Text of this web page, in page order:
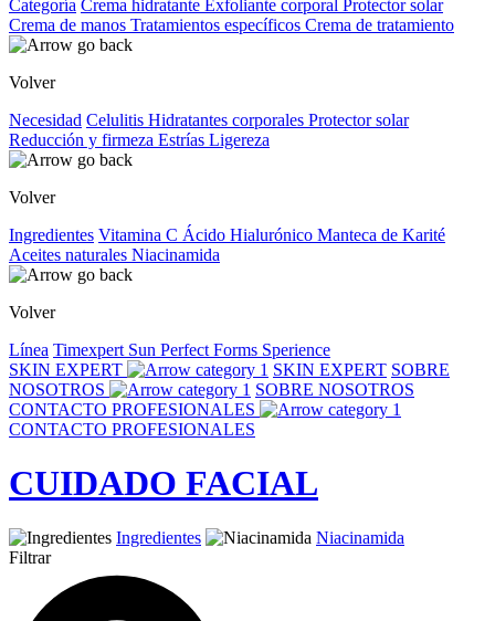
Categoría Crema hidratante Exfoliante corporal
Protector solar
Crema de manos Tratamientos específicos Crema de tratamiento
Volver
Necesidad Celulitis Hidratantes corporales Protector solar
Reducción y firmeza Estrías Ligereza
Volver
Ingredientes Vitamina C Ácido Hialurónico Manteca de Karité
Aceites naturales Niacinamida
Volver
Línea Timexpert Sun Perfect Forms Sperience
SKIN EXPERT
SKIN EXPERT SOBRE
NOSOTROS
SOBRE NOSOTROS
CONTACTO PROFESIONALES
CONTACTO PROFESIONALES
CUIDADO FACIAL
Ingredientes
Niacinamida
Filtrar